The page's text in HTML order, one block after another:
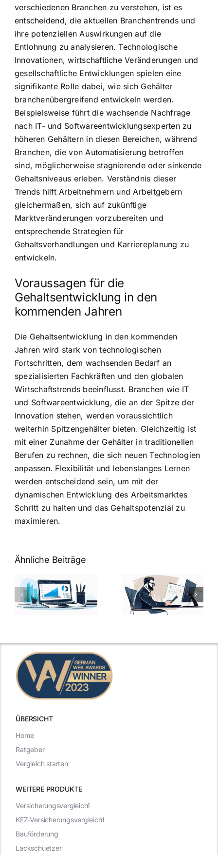
verschiedenen Branchen zu verstehen, ist es
entscheidend, die aktuellen Branchentrends und
ihre potenziellen Auswirkungen auf die
Entlohnung zu analysieren. Technologische
Innovationen, wirtschaftliche Veränderungen und
gesellschaftliche Entwicklungen spielen eine
signifikante Rolle dabei, wie sich Gehälter
branchenübergreifend entwickeln werden.
Beispielsweise führt die wachsende Nachfrage
nach IT- und Softwareentwicklungsexperten zu
höheren Gehältern in diesen Bereichen, während
Branchen, die von Automatisierung betroffen
sind, möglicherweise stagnierende oder sinkende
Gehaltsniveaus erleben. Verständnis dieser
Trends hilft Arbeitnehmern und Arbeitgebern
gleichermaßen, sich auf zukünftige
Marktveränderungen vorzubereiten und
entsprechende Strategien für
Gehaltsverhandlungen und Karriereplanung zu
entwickeln.
Voraussagen für die
Gehaltsentwicklung in den
kommenden Jahren
Die Gehaltsentwicklung in den kommenden
Jahren wird stark von technologischen
Fortschritten, dem wachsenden Bedarf an
spezialisierten Fachkräften und den globalen
Wirtschaftstrends beeinflusst. Branchen wie IT
und Softwareentwicklung, die an der Spitze der
Innovation stehen, werden voraussichtlich
weiterhin Spitzengehälter bieten. Gleichzeitig ist
mit einer Zunahme der Gehälter in traditionellen
Berufen zu rechnen, die sich neuen Technologien
anpassen. Flexibilität und lebenslanges Lernen
werden entscheidend sein, um mit der
dynamischen Entwicklung des Arbeitsmarktes
Schritt zu halten und das Gehaltspotenzial zu
maximieren.
Ähnliche Beiträge
Fragen zum
Geschicktes
Ansprechen
der
Vorstellungsgespräch
Fragen: 77
Fragen und
kluge
ÜBERSICHT
WEITERE PRODUKTE
Versicherungsvergleich1
KFZ-Versicherungsvergleich1
Bauförderung
Lackschuetzer
Home
Ratgeber
Vergleich starten